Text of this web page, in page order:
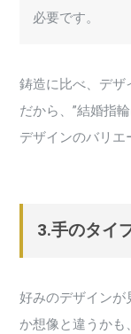
必要です。
鋳造に比べ、デザ
だから、”結婚指
デザインのバリエ
3.手のタイ
好みのデザインが
か想像と違うかも